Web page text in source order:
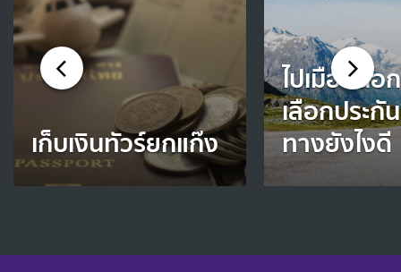
เก็บเงินทัวร์ยกแก๊ง
ไปเมืองนอ
เลือกประกั
ทางยังไงดี